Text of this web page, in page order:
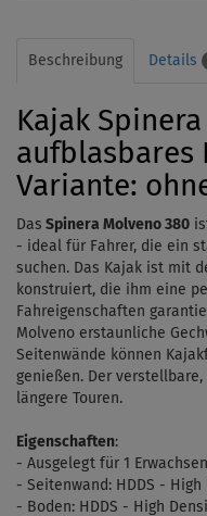
Beschreibung Details
Kajak
aufblasbares
Variante:
Das Spinera Molveno 380
- ideal für Fahrer, die ein
suchen. Das Kajak ist mit
konstruiert, die ihm eine
Fahreigenschaften
Molveno erstaunliche
Seitenwände können
genießen. Der
längere Touren.
Eigenschaften:
- Ausgelegt für 1
- Seitenwand: HDDS -
- Boden: HDDS - High